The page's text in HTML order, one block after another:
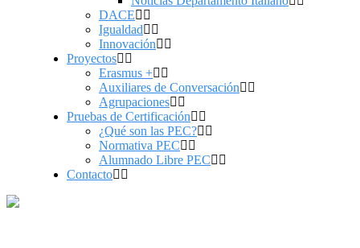
DACE
Igualdad
Innovación
Proyectos
Erasmus +
Auxiliares de Conversación
Agrupaciones
Pruebas de Certificación
¿Qué son las PEC?
Normativa PEC
Alumnado Libre PEC
Contacto